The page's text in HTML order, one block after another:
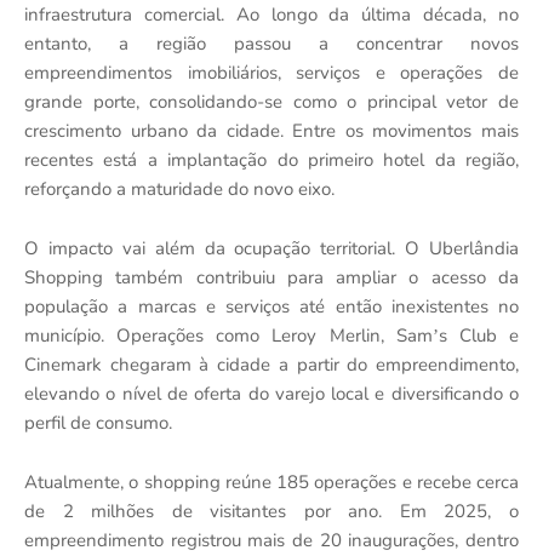
infraestrutura comercial. Ao longo da última década, no
entanto, a região passou a concentrar novos
empreendimentos imobiliários, serviços e operações de
grande porte, consolidando-se como o principal vetor de
crescimento urbano da cidade. Entre os movimentos mais
recentes está a implantação do primeiro hotel da região,
reforçando a maturidade do novo eixo.
O impacto vai além da ocupação territorial. O Uberlândia
Shopping também contribuiu para ampliar o acesso da
população a marcas e serviços até então inexistentes no
município. Operações como Leroy Merlin, Sam’s Club e
Cinemark chegaram àcidade a partir do empreendimento,
elevando o nível de oferta do varejo local e diversificando o
perfil de consumo.
Atualmente, o shopping reúne 185 operações e recebe cerca
de 2 milhões de visitantes por ano. Em 2025, o
empreendimento registrou mais de 20 inaugurações, dentro